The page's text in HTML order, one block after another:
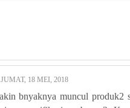
JUMAT, 18 MEI, 2018
bnyaknya muncul